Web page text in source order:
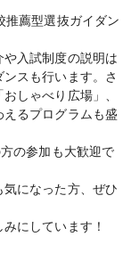
推薦型選抜ガイダン
入試制度の説明は
スも行います。さ
しゃべり広場」、
るプログラムも盛
の参加も大歓迎で
気になった方、ぜひ
にしています！